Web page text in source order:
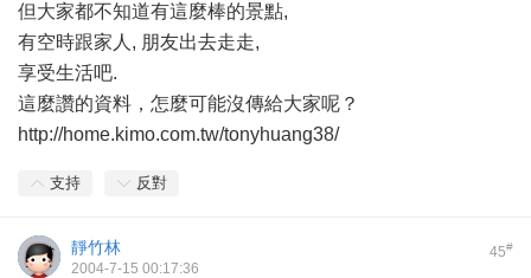
但大家都不知道有這麼棒的景點,
有空時跟家人, 朋友出去走走,
享受生活吧.
這麼讚的資料，怎麼可能沒傳給大家呢？
http://home.kimo.com.tw/tonyhuang38/
支持 反對
45#
靜竹林
2004-7-15 00:17:36